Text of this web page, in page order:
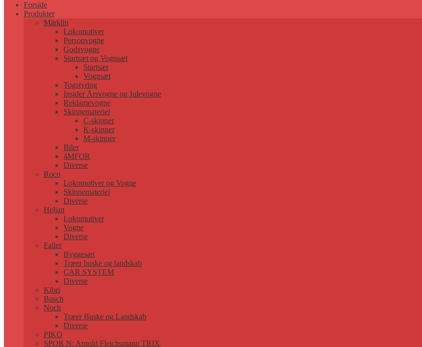
Forside
Produkter
Märklin
Lokomotiver
Personvogne
Godsvogne
Startsæt og Vognsæt
Startsæt
Vognsæt
Togstyring
Insider Årsvogne og Julevogne
Reklamevogne
Skinnemateriel
C-skinner
K-skinner
M-skinner
Biler
4MFOR
Diverse
Roco
Lokomotiver og Vogne
Skinnemateriel
Diverse
Heljan
Lokomotiver
Vogne
Diverse
Faller
Byggesæt
Træer buske og landskab
CAR SYSTEM
Diverse
Kibri
Busch
Noch
Træer Buske og Landskab
Diverse
PIKO
SPOR N: Arnold Fleichsmann TRIX